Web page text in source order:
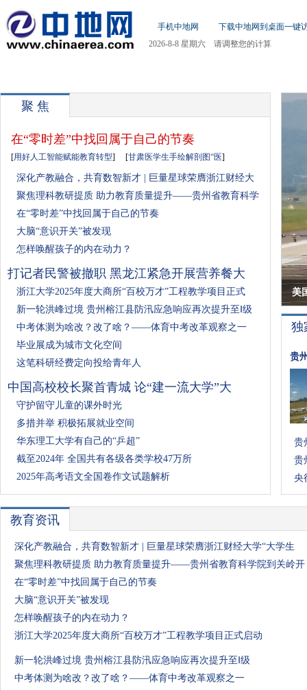
手机中地网
下载中地网到桌面一键
2026-8-8 星期六 请调整您的计算
聚 焦
在“零时差”中找回属于自己的节奏
[用好人工智能赋能教育转型] [甘肃医学生手绘解剖图“医]
深化产教融合，共育数智新才 | 巨量星球荣膺浙江财经大
聚焦理科教研提质 助力教育质量提升——贵州省教育科学
在“零时差”中找回属于自己的节奏
大脑“意识开关”被发现
怎样唤醒孩子的内在动力？
打记者民警被撤职 黑龙江紧急开展营养餐大
浙江大学2025年度大商所“百校万才”工程教学项目正式
新一轮洪峰过境 贵州榕江县防汛应急响应再次提升至Ⅰ级
中考体测为啥改？改了啥？——体育中考改革观察之一
毕业展成为城市文化空间
这笔科研经费定向投给青年人
中国高校校长聚首青城 论“建一流大学”大
守护留守儿童的课外时光
多措并举 积极拓展就业空间
华东理工大学有自己的“乒超”
截至2024年 全国共有各级各类学校47万所
2025年高考语文全国卷作文试题解析
美
独
贵
贵
贵
央
教育资讯
深化产教融合，共育数智新才 | 巨量星球荣膺浙江财经大学“大学生
聚焦理科教研提质 助力教育质量提升——贵州省教育科学院到关岭开
在“零时差”中找回属于自己的节奏
大脑“意识开关”被发现
怎样唤醒孩子的内在动力？
浙江大学2025年度大商所“百校万才”工程教学项目正式启动
新一轮洪峰过境 贵州榕江县防汛应急响应再次提升至Ⅰ级
中考体测为啥改？改了啥？——体育中考改革观察之一